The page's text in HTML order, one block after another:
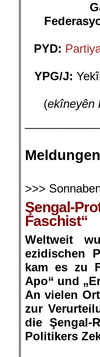
PYD:
YPG/J:
(ekîneyên
>>>
Şengal-
Faschist“
Weltweit
ezidischen
kam es zu
Apo“ und
An vielen
zur
die Şengal-
Politikers